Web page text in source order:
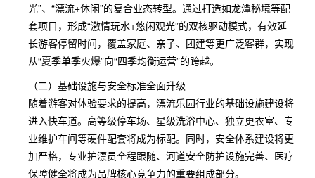
光”、“漂流+休闲”的复合业态转型。通过打造如龙潭秘境等配
套项目，形成“激情玩水+悠闲观光”的双核驱动模式，有效延
长游客停留时间，覆盖家庭、亲子、团建等更广泛客群，实现
从“夏季单季火爆”向“四季均衡运营”的跨越。
（二）基础设施与安全标准全面升级
随着游客对体验要求的提高，漂流乐园行业的基础设施建设将
进入快车道。高等级停车场、星级洗浴中心、独立更衣室、专
业维护车间等硬件配套将成为标配。同时，安全体系建设将更
加严格，专业护漂员全程跟随、河道安全防护设施完善、医疗
保障健全将成为品牌核心竞争力的重要组成部分。